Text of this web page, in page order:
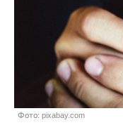
Фото: pixabay.com